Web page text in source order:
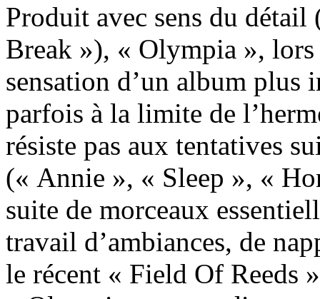
Produit avec sens du détail
Break »), « Olympia », lors
sensation d’un album plus
parfois à la limite de
résiste pas aux tentatives
(« Annie », « Sleep », «
suite de morceaux
travail d’ambiances, de
le récent « Field Of Reeds